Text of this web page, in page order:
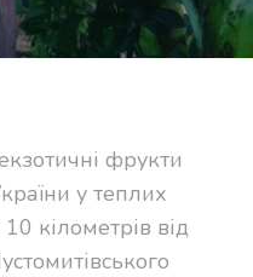
фрукти
у теплих
кілометрів від